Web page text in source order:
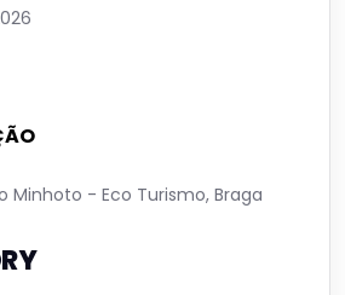
Minhoto - Eco Turismo, Braga